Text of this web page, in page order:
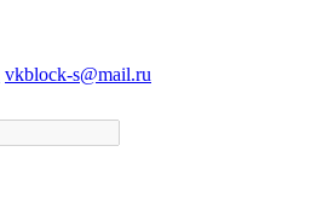
vkblock-s@mail.ru